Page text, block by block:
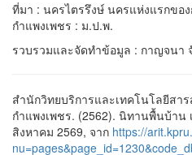
ที่มา : นครไตรรึงษ์ นครแห่งแรกขอ
กำแพงเพชร : ม.ป.พ.
รวบรวมและจัดทำข้อมูล : กาญจนา
สำนักวิทยบริการและเทคโนโลยีสา
กำแพงเพชร. (2562). นิทานพื้นบ้าน
สิงหาคม 2569, จาก https://